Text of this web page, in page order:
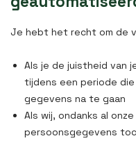
Je hebt het recht om de
Als je de juistheid van
tijdens een periode
gegevens na te gaan
Als wij, ondanks al
persoonsgegevens